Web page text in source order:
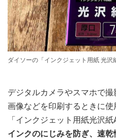
ダイソーの「インクジェット用紙 光沢
デジタルカメラやスマホで
画像などを印刷するときに
「インクジェット用紙光沢紙
インクのにじみを防ぎ、速乾